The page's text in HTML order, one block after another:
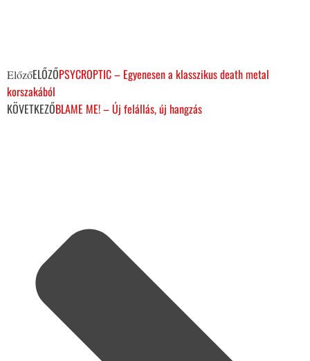
ElőzőELŐZŐPSYCROPTIC – Egyenesen a klasszikus death metal
korszakából
KÖVETKEZŐBLAME ME! – Új felállás, új hangzás